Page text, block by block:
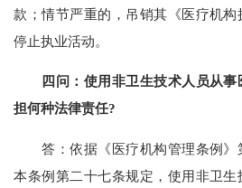
款；情节严重的，吊销其《医疗机
停止执业活动。
四问：使用非卫生技术人员从
担何种法律责任?
答：依据《医疗机构管理条例》
本条例第二十七条规定，使用非卫